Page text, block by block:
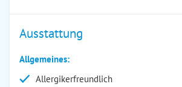
Ausstattung
Allgemeines:
Allergikerfreundlich